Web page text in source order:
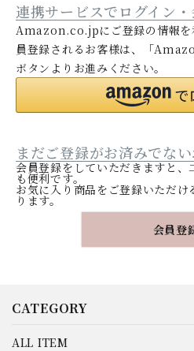
連携サービスでログイン
Amazon.co.jpにご登録の情報を
員登録されるお客様は、「
ボタンよりお進みください。
まだご登録がお済みでな
会員登録をしていただきますと
も便利です。
お気に入り商品をご登録いただ
ります。
会員登
CATEGORY
ALL ITEM